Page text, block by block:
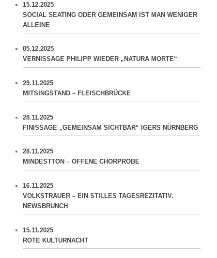
15.12.2025
SOCIAL SEATING ODER GEMEINSAM IST MAN WENIGER
ALLEINE
05.12.2025
VERNISSAGE PHILIPP WIEDER „NATURA MORTE“
29.11.2025
MITSINGSTAND – FLEISCHBRÜCKE
28.11.2025
FINISSAGE „GEMEINSAM SICHTBAR“ IGERS NÜRNBERG
28.11.2025
MINDESTTON – OFFENE CHORPROBE
16.11.2025
VOLKSTRAUER – EIN STILLES TAGESREZITATIV.
NEWSBRUNCH
15.11.2025
ROTE KULTURNACHT